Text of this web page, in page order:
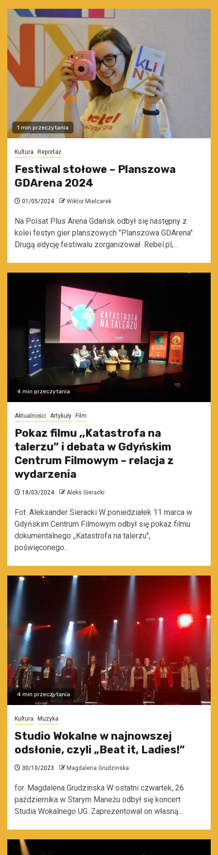
1 min przeczytania
Kultura Reportaż
Festiwal stołowe – Planszowa
GDArena 2024
01/05/2024 Wiktor Mielcarek
Na Polsat Plus Arena Gdańsk odbył się następny z
kolei festyn gier planszowych "Planszowa GDArena".
Drugą edycję festiwalu zorganizował Rebel.pl,...
4 min przeczytania
Aktualności Artykuły Film
Pokaz filmu ,,Katastrofa na
talerzu” i debata w Gdyńskim
Centrum Filmowym – relacja z
wydarzenia
18/03/2024 Aleks Sieracki
Fot. Aleksander Sieracki W poniedziałek 11 marca w
Gdyńskim Centrum Filmowym odbył się pokaz filmu
dokumentalnego ,,Katastrofa na talerzu'',
poświęconego...
4 min przeczytania
Kultura Muzyka
Studio Wokalne w najnowszej
odsłonie, czyli „Beat it, Ladies!”
30/10/2023 Magdalena Grudzinska
for. Magdalena Grudzinska W ostatni czwartek, 26
października w Starym Maneżu odbył się koncert
Studia Wokalnego UG. Zaprezentował on własną...